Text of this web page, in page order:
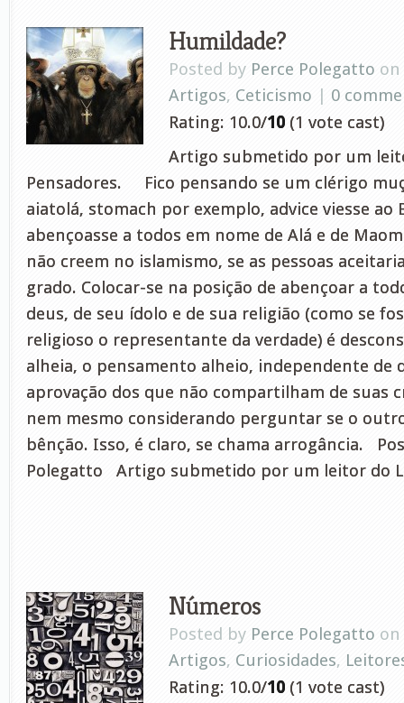
Humildade?
Posted by Perce Polegatto on
Artigos, Ceticismo | 0
Rating: 10.0/10 (1 vote cast)
Artigo submetido por um
Pensadores. Fico pensando se um clérigo
aiatolá, stomach por exemplo, advice viesse ao
abençoasse a todos em nome de Alá e de
não creem no islamismo, se as pessoas
grado. Colocar-se na posição de abençoar a
deus, de seu ídolo e de sua religião (como se
religioso o representante da verdade) é
alheia, o pensamento alheio, independente de
aprovação dos que não compartilham de suas
nem mesmo considerando perguntar se o
bênção. Isso, é claro, se chama arrogância.
Polegatto Artigo submetido por um leitor do
Números
Posted by Perce Polegatto on
Artigos, Curiosidades,
Rating: 10.0/10 (1 vote cast)